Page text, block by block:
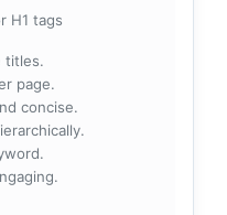
H1 tags
titles.
page.
concise.